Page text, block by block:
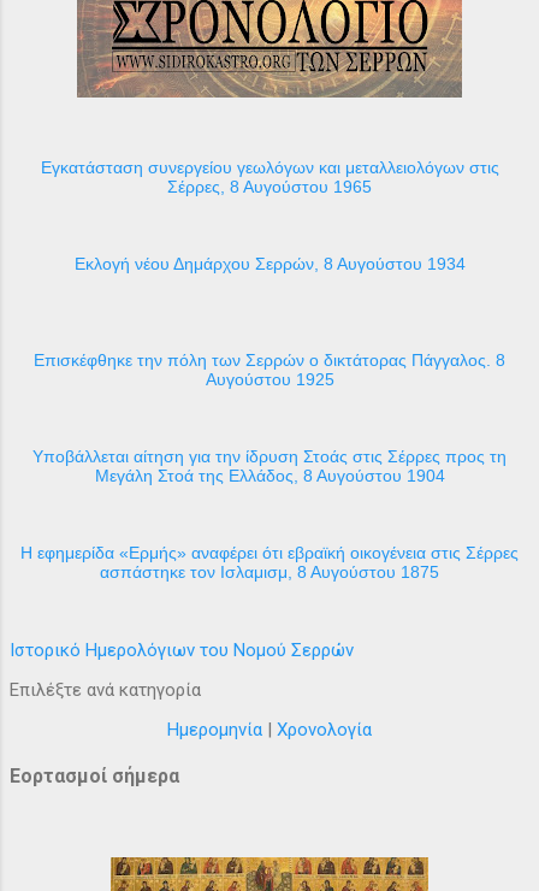
Εγκατάσταση συνεργείου γεωλόγων και μεταλλειολόγων στις
Σέρρες, 8 Αυγούστου 1965
Εκλογή νέου Δημάρχου Σερρών, 8 Αυγούστου 1934
Επισκέφθηκε την πόλη των Σερρών ο δικτάτορας Πάγγαλος. 8
Αυγούστου 1925
Υποβάλλεται αίτηση για την ίδρυση Στοάς στις Σέρρες προς τη
Μεγάλη Στοά της Ελλάδος, 8 Αυγούστου 1904
H εφημερίδα «Ερμής» αναφέρει ότι εβραϊκή οικογένεια στις Σέρρες
ασπάστηκε τον Ισλαμισμ, 8 Αυγούστου 1875
Ιστορικό Ημερολόγιων του Νομού Σερρών
Επιλέξτε ανά κατηγορία
Ημερομηνία | Χρονολογία
Εορτασμοί σήμερα